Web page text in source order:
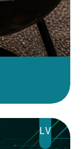
LV